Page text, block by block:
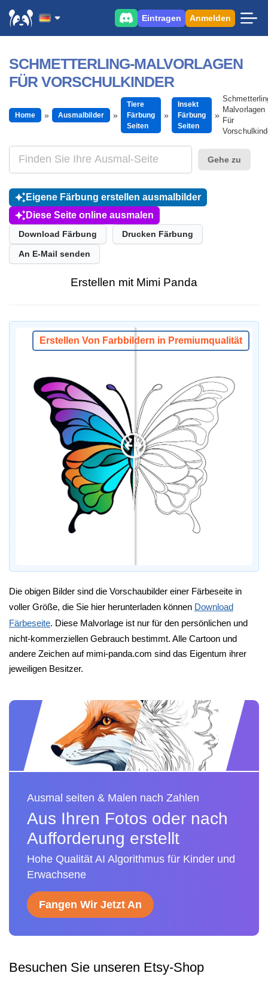
Eintragen Anmelden
SCHMETTERLING-MALVORLAGEN
FÜR VORSCHULKINDER
Home Ausmalbilder
Tiere
Färbung
Seiten
Insekt
Färbung
Seiten
Malvorlagen
Für
Gehe zu
Eigene Färbung erstellen ausmalbilder
Diese Seite online ausmalen
Download Färbung Drucken Färbung
An E-Mail senden
Erstellen mit Mimi Panda
Erstellen Von Farbbildern in Premiumqualität
Die obigen Bilder sind die Vorschaubilder einer Färbeseite in
voller Größe, die Sie hier herunterladen können Download
Färbeseite. Diese Malvorlage ist nur für den persönlichen und
nicht-kommerziellen Gebrauch bestimmt. Alle Cartoon und
andere Zeichen auf mimi-panda.com sind das Eigentum ihrer
jeweiligen Besitzer.
Ausmal seiten & Malen nach Zahlen
Aus Ihren Fotos oder nach
Aufforderung erstellt
Hohe Qualität AI Algorithmus für Kinder und
Erwachsene
Fangen Wir Jetzt An
Besuchen Sie unseren Etsy-Shop